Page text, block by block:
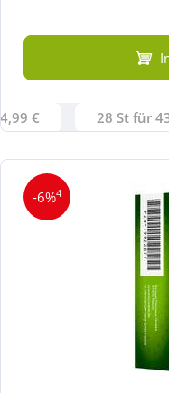
€ 28 St für
-6%4